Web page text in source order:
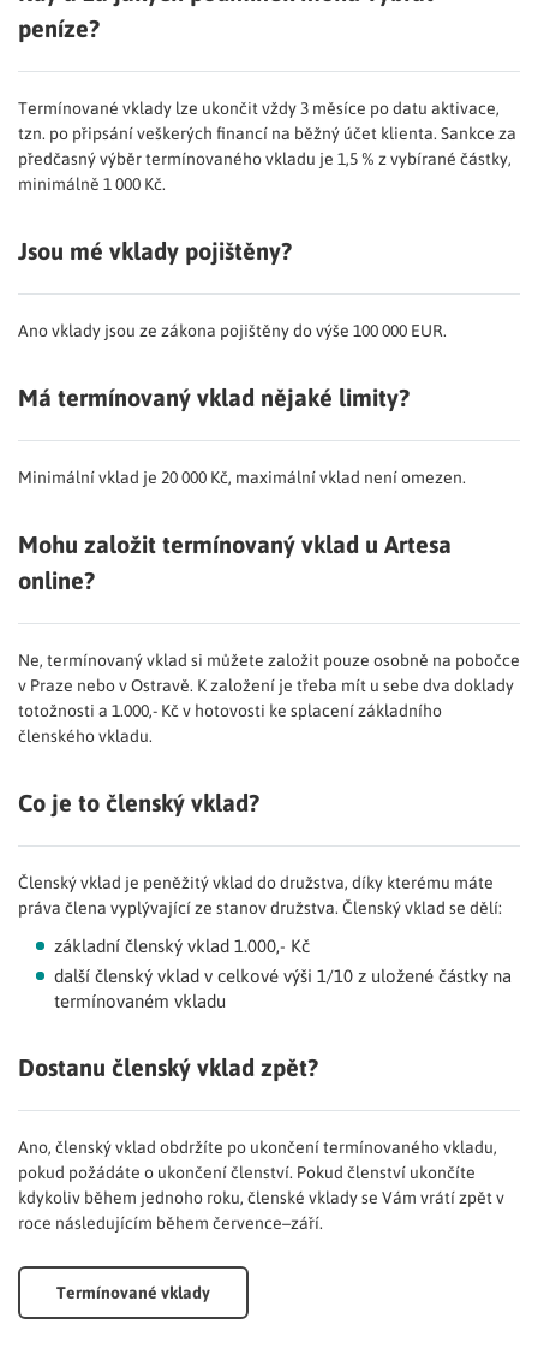
peníze?
Termínované vklady lze ukončit vždy 3 měsíce po datu aktivace,
tzn. po připsání veškerých financí na běžný účet klienta. Sankce za
předčasný výběr termínovaného vkladu je 1,5 % z vybírané částky,
minimálně 1 000 Kč.
Jsou mé vklady pojištěny?
Ano vklady jsou ze zákona pojištěny do výše 100 000 EUR.
Má termínovaný vklad nějaké limity?
Minimální vklad je 20 000 Kč, maximální vklad není omezen.
Mohu založit termínovaný vklad u Artesa
online?
Ne, termínovaný vklad si můžete založit pouze osobně na pobočce
v Praze nebo v Ostravě. K založení je třeba mít u sebe dva doklady
totožnosti a 1.000,- Kč v hotovosti ke splacení základního
členského vkladu.
Co je to členský vklad?
Členský vklad je peněžitý vklad do družstva, díky kterému máte
práva člena vyplývající ze stanov družstva. Členský vklad se dělí:
základní členský vklad 1.000,- Kč
další členský vklad v celkové výši 1/10 z uložené částky na
termínovaném vkladu
Dostanu členský vklad zpět?
Ano, členský vklad obdržíte po ukončení termínovaného vkladu,
pokud požádáte o ukončení členství. Pokud členství ukončíte
kdykoliv během jednoho roku, členské vklady se Vám vrátí zpět v
roce následujícím během července–září.
Termínované vklady